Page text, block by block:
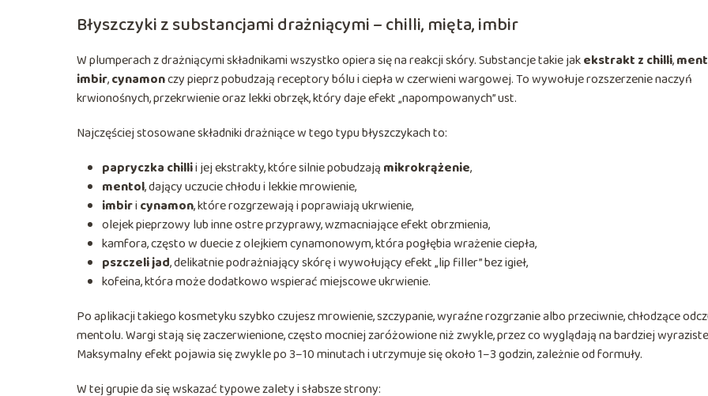
Błyszczyki z substancjami drażniącymi – chilli, mięta, imbir
W plumperach z drażniącymi składnikami wszystko opiera się na reakcji skóry. Substancje takie jakekstrakt z chilli,
imbir,cynamonczy pieprz pobudzają receptory bólu i ciepła w czerwieni wargowej. To wywołuje rozszerzenie naczyń
krwionośnych, przekrwienie oraz lekki obrzęk, który daje efekt „napompowanych” ust.
Najczęściej stosowane składniki drażniące w tego typu błyszczykach to:
papryczka chillii jej ekstrakty, które silnie pobudzają mikrokrążenie,
mentol, dający uczucie chłodu i lekkie mrowienie,
imbiri cynamon, które rozgrzewają i poprawiają ukrwienie,
olejek pieprzowy lub inne ostre przyprawy, wzmacniające efekt obrzmienia,
kamfora, często w duecie z olejkiem cynamonowym, która pogłębia wrażenie ciepła,
pszczeli jad, delikatnie podrażniający skórę i wywołujący efekt „lip filler” bez igieł,
kofeina, która może dodatkowo wspierać miejscowe ukrwienie.
Po aplikacji takiego kosmetyku szybko czujesz mrowienie, szczypanie, wyraźne rozgrzanie albo przeciwnie, chłodzące
mentolu. Wargi stają się zaczerwienione, często mocniej zaróżowione niż zwykle, przez co wyglądają na bardziej
Maksymalny efekt pojawia się zwykle po 3–10 minutach i utrzymuje się około 1–3 godzin, zależnie od formuły.
W tej grupie da się wskazać typowe zalety i słabsze strony: